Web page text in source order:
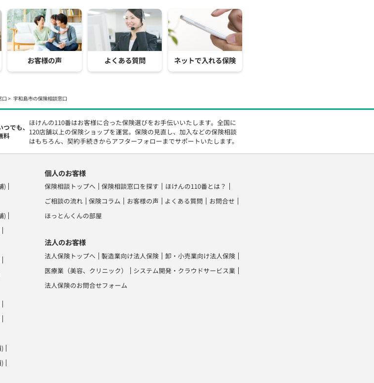
お客様の声 よくある質問 ネットで入れる保険
口 宇和島市の保険相談窓口
でも、
料
ほけんの110番はお客様に合った保険選びをお手伝いいたします。全国に
120店舗以上の保険ショップを運営。保険の見直し、加入などの保険相談
はもちろん、契約手続きからアフターフォローまでサポートいたします。
)
)
個人のお客様
保険相談トップへ 保険相談窓口を探す
ほけんの110番とは？
ご相談の流れ
保険コラム お客様の声 よくある質問
お問合せ
ほっとんくんの部屋
法人のお客様
法人保険トップへ 製造業向け法人保険
卸・小売業向け法人保険
医療業（美容、クリニック）
システム開発・クラウドサービス業
法人保険のお問合せフォーム